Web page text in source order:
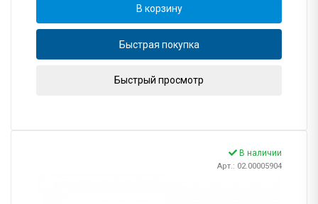
В корзину
Быстрая покупка
Быстрый просмотр
В наличии
Арт.: 02.00005904